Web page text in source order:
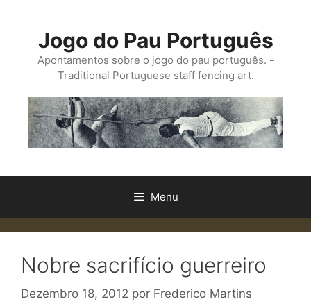
conteúdo
Jogo do Pau Português
Apontamentos sobre o jogo do pau português. -
Traditional Portuguese staff fencing art.
Menu
Nobre sacrifício guerreiro
Dezembro 18, 2012 por Frederico Martins